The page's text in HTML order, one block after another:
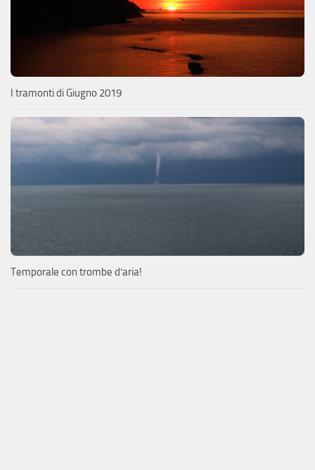
I tramonti di Giugno 2019
Temporale con trombe d’aria!